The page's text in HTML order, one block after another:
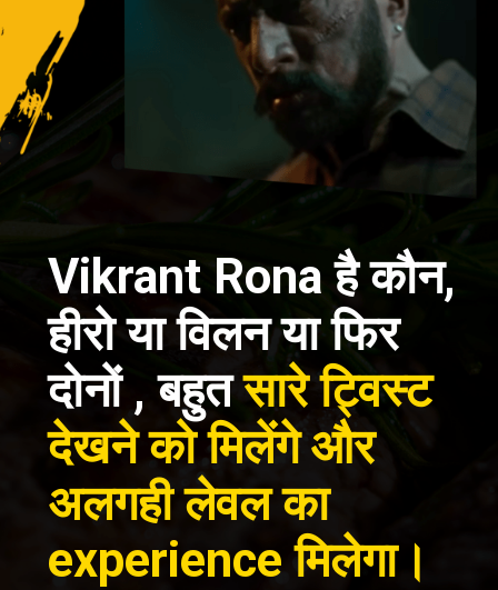
Vikrant Rona है कौन,
हीरो या विलन या फिर
दोनों , बहुतसारे ट्विस्ट
देखने को मिलेंगे और
अलगही लेवल का
experience मिलेगा।